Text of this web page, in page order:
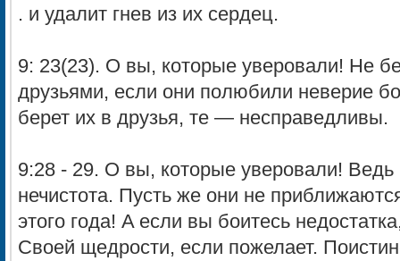
. и удалит гнев из их сердец.
9: 23(23). O вы, которые уверовали! He
друзьями, если они полюбили неверие
берет их в друзья, те — несправедливы.
9:28 - 29. O вы, которые уверовали!
нечистота. Пусть же они не
этого года! A если вы боитесь
Своей щедрости, если пожелает.